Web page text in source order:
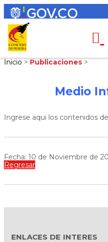
Inicio > Publicaciones >
Medio
Ingrese aqui los contenidos
Fecha: 10 de Noviembre de
Regresar
ENLACES DE INTERES